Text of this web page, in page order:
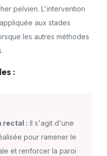
pelvien. L'intervention
aux stades
les autres méthodes
:
rectal : Il s'agit d'une
pour ramener le
et renforcer la paroi